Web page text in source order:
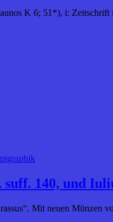
K 6; 51*), i:
140, und
Mit neuen Münzen